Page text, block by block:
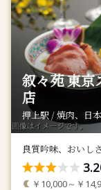
叙々苑 東京
店
押上駅 / 焼肉、日
良質吟味、おいし
￥10,000～￥